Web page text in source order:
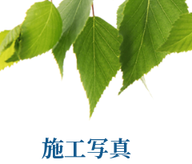
施工写真